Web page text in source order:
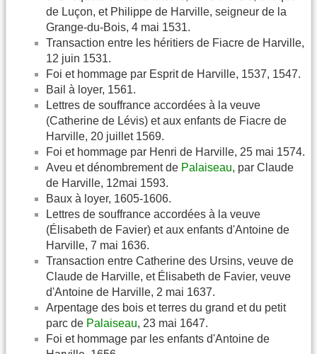
de Luçon, et Philippe de Harville, seigneur de la
Grange-du-Bois, 4 mai 1531.
Transaction entre les héritiers de Fiacre de Harville,
12 juin 1531.
Foi et hommage par Esprit de Harville, 1537, 1547.
Bail à loyer, 1561.
Lettres de souffrance accordées à la veuve
(Catherine de Lévis) et aux enfants de Fiacre de
Harville, 20 juillet 1569.
Foi et hommage par Henri de Harville, 25 mai 1574.
Aveu et dénombrement de Palaiseau, par Claude
de Harville, 12mai 1593.
Baux à loyer, 1605-1606.
Lettres de souffrance accordées à la veuve
(Élisabeth de Favier) et aux enfants d'Antoine de
Harville, 7 mai 1636.
Transaction entre Catherine des Ursins, veuve de
Claude de Harville, et Élisabeth de Favier, veuve
d'Antoine de Harville, 2 mai 1637.
Arpentage des bois et terres du grand et du petit
parc de Palaiseau, 23 mai 1647.
Foi et hommage par les enfants d'Antoine de